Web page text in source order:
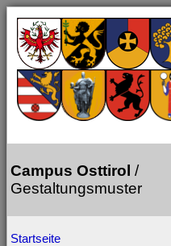
Campus Osttirol /
Gestaltungsmuster
Startseite